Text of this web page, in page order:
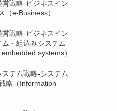
戦略-ビジネスイン
（e-Business）
戦略-ビジネスイン
・組込みシステム
systems）
テム戦略-システム
略（Information